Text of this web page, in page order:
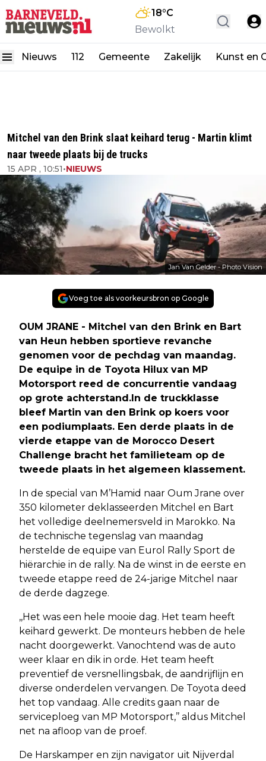
18°C
Bewolkt
Nieuws 112 Gemeente Zakelijk Kunst en
Mitchel van den Brink slaat keihard terug - Martin klimt
naar tweede plaats bij de trucks
15 APR , 10:51•NIEUWS
Jan Van Gelder - Photo Vision
Voeg toe als voorkeursbron op Google
OUM JRANE - Mitchel van den Brink en Bart
van Heun hebben sportieve revanche
genomen voor de pechdag van maandag.
De equipe in de Toyota Hilux van MP
Motorsport reed de concurrentie vandaag
op grote achterstand.In de truckklasse
bleef Martin van den Brink op koers voor
een podiumplaats. Een derde plaats in de
vierde etappe van de Morocco Desert
Challenge bracht het familieteam op de
tweede plaats in het algemeen klassement.
In de special van M’Hamid naar Oum Jrane over
350 kilometer deklasseerden Mitchel en Bart
het volledige deelnemersveld in Marokko. Na
de technische tegenslag van maandag
herstelde de equipe van Eurol Rally Sport de
hiërarchie in de rally. Na de winst in de eerste en
tweede etappe reed de 24-jarige Mitchel naar
de derde dagzege.
,,Het was een hele mooie dag. Het team heeft
keihard gewerkt. De monteurs hebben de hele
nacht doorgewerkt. Vanochtend was de auto
weer klaar en dik in orde. Het team heeft
preventief de versnellingsbak, de aandrijflijn en
diverse onderdelen vervangen. De Toyota deed
het top vandaag. Alle credits gaan naar de
serviceploeg van MP Motorsport,’’ aldus Mitchel
net na afloop van de proef.
De Harskamper en zijn navigator uit Nijverdal